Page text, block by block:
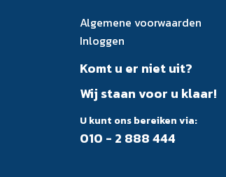
Algemene voorwaarden
Inloggen
Komt u er niet uit?
Wij staan voor u klaar!
U kunt ons bereiken via:
010 - 2 888 444